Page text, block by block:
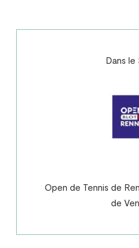
Dans le
Open de Tennis de
de